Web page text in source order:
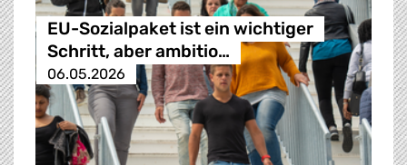
EU-Sozialpaket ist ein wichtiger
Schritt, aber ambitio…
06.05.2026